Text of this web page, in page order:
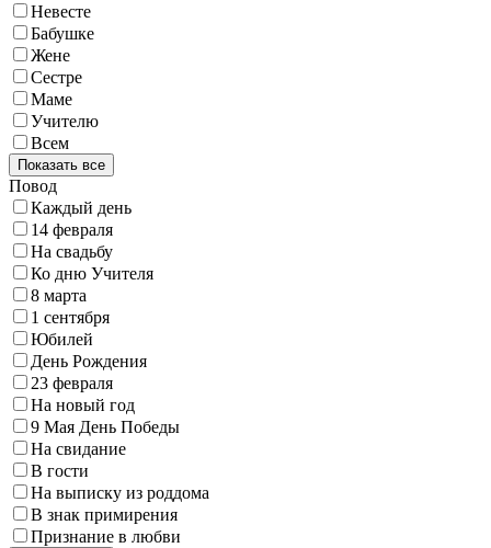
Невесте
Бабушке
Жене
Сестре
Маме
Учителю
Всем
Показать все
Повод
Каждый день
14 февраля
На свадьбу
Ко дню Учителя
8 марта
1 сентября
Юбилей
День Рождения
23 февраля
На новый год
9 Мая День Победы
На свидание
В гости
На выписку из роддома
В знак примирения
Признание в любви